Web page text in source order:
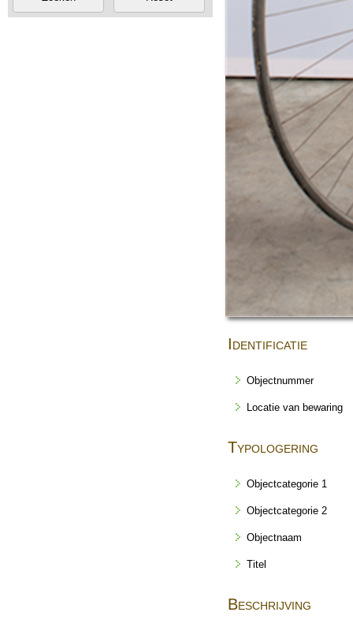
Identificatie
Objectnummer
Locatie van bewaring
Typologering
Objectcategorie 1
Objectcategorie 2
Objectnaam
Titel
Beschrijving